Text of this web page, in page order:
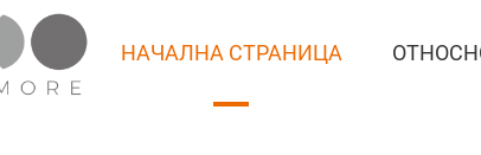
НАЧАЛНА СТРАНИЦА